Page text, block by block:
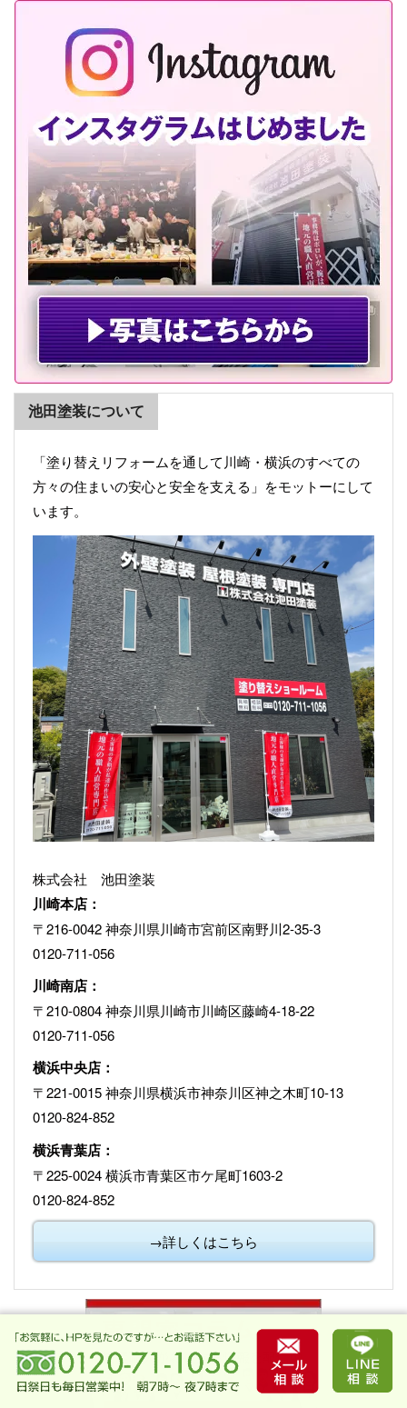
池田塗装について
「塗り替えリフォームを通して川崎・横浜のすべての
方々の住まいの安心と安全を支える」をモットーにして
います。
株式会社 池田塗装
川崎本店：
〒216-0042 神奈川県川崎市宮前区南野川2-35-3
0120-711-056
川崎南店：
〒210-0804 神奈川県川崎市川崎区藤崎4-18-22
0120-711-056
横浜中央店：
〒221-0015 神奈川県横浜市神奈川区神之木町10-13
0120-824-852
横浜青葉店：
〒225-0024 横浜市青葉区市ケ尾町1603-2
0120-824-852
→詳しくはこちら